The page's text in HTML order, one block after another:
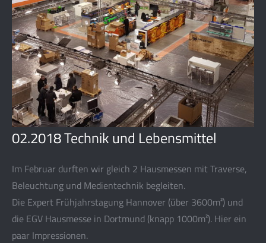
02.2018 Technik und Lebensmittel
Im Februar durften wir gleich 2 Hausmessen mit Traverse,
Beleuchtung und Medientechnik begleiten.
Die Expert Frühjahrstagung Hannover (über 3600m²) und
die EGV Hausmesse in Dortmund (knapp 1000m²). Hier ein
paar Impressionen.